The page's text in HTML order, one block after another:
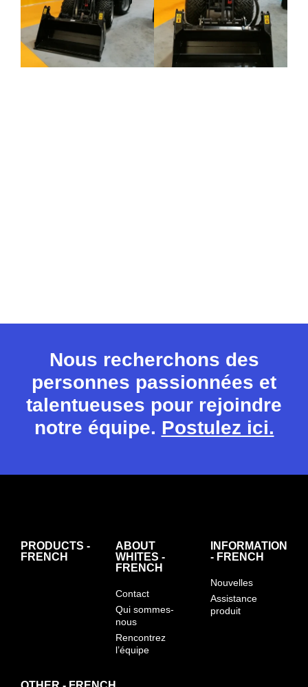
Nous recherchons des
personnes passionnées et
talentueuses pour rejoindre
notre équipe. Postulez ici.
PRODUCTS -
FRENCH
ABOUT
WHITES -
FRENCH
Contact
Qui sommes-
nous
Rencontrez
l’équipe
INFORMATION
- FRENCH
Nouvelles
Assistance
produit